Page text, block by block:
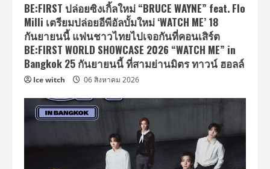
BE:FIRST ปล่อยซิงเกิ้ลใหม่ “BRUCE WAYNE” feat. Flo
Milli เตรียมปล่อยอีพีอัลบั้มใหม่ ‘WATCH ME’ 18
กันยายนนี้ แฟนชาวไทยไปเจอกันที่คอนเสิร์ต
BE:FIRST WORLD SHOWCASE 2026 “WATCH ME” in
Bangkok 25 กันยายนนี้ ที่สามย่านมิตร ทาวน์ ฮอลล์
Ice witch 06 สิงหาคม 2026